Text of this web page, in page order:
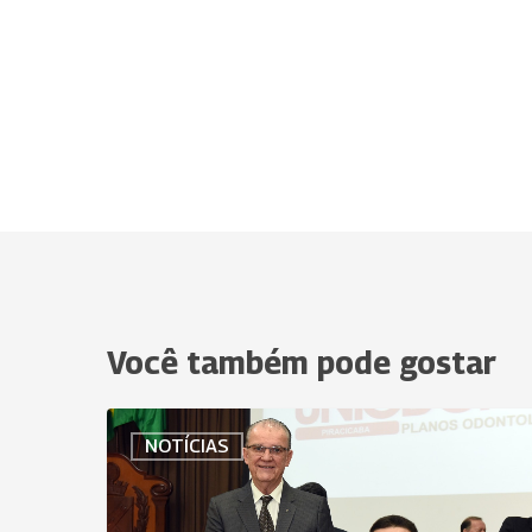
Você também pode gostar
NOTÍCIAS
Uniodonto
Piracicaba
celebra
Dia